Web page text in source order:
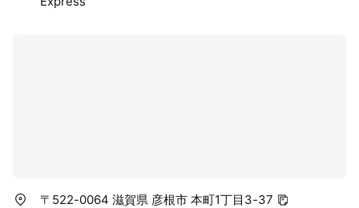
〒522-0064 滋賀県 彦根市 本町1丁目3-37